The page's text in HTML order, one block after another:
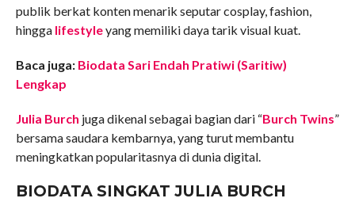
publik berkat konten menarik seputar cosplay, fashion,
hingga lifestyleyang memiliki daya tarik visual kuat.
Baca juga: Biodata Sari Endah Pratiwi (Saritiw)
Lengkap
Julia Burch juga dikenal sebagai bagian dari “Burch Twins”
bersama saudara kembarnya, yang turut membantu
meningkatkan popularitasnya di dunia digital.
BIODATA SINGKAT JULIA BURCH